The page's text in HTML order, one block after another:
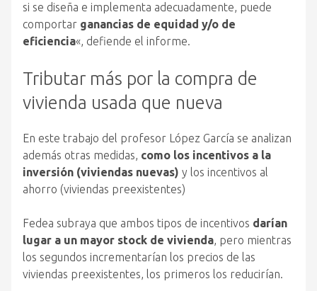
si se diseña e implementa adecuadamente, puede
comportar ganancias de equidad y/o de
eficiencia«, defiende el informe.
Tributar más por la compra de
vivienda usada que nueva
En este trabajo del profesor López García se analizan
además otras medidas, como los incentivos a la
inversión (viviendas nuevas) y los incentivos al
ahorro (viviendas preexistentes)
Fedea subraya que ambos tipos de incentivos darían
lugar a un mayor stock de vivienda, pero mientras
los segundos incrementarían los precios de las
viviendas preexistentes, los primeros los reducirían.